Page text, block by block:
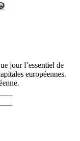
jour l’essentiel de
européennes.